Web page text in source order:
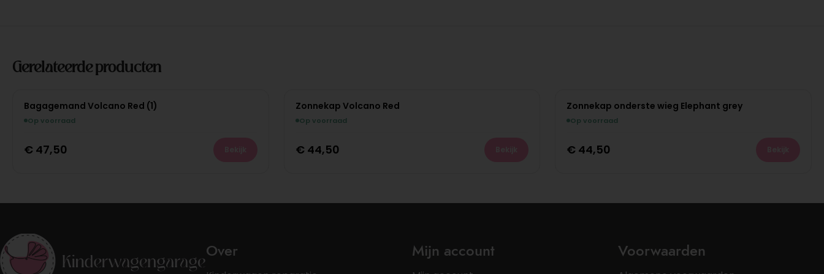
Gerelateerde producten
Bagagemand Volcano Red (1)
Op voorraad
€ 47,50
Zonnekap Volcano Red
Op voorraad
€ 44,50
Zonnekap onderste wieg Elephant grey
Op voorraad
€ 44,50
Over Mijn account Voorwaarden